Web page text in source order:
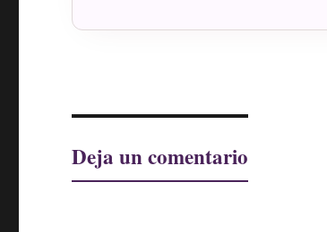
Deja un comentario